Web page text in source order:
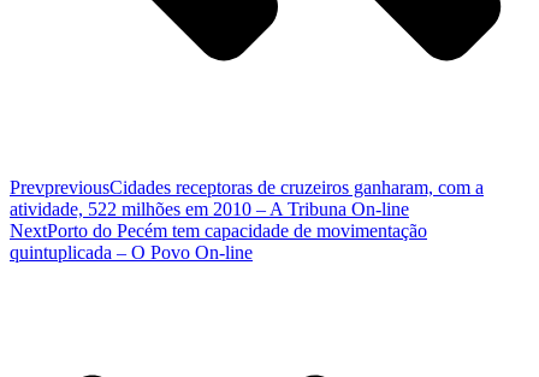
PrevpreviousCidades receptoras de cruzeiros ganharam, com a
atividade, 522 milhões em 2010 – A Tribuna On-line
NextPorto do Pecém tem capacidade de movimentação
quintuplicada – O Povo On-line